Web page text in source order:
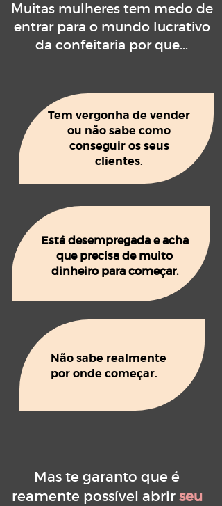
Muitas mulheres tem medo de
entrar para o mundo lucrativo
da confeitaria por que...
Mas te garanto que é
reamente possível abrir seu
Tem vergonha de vender
ou não sabe como
conseguir os seus
clientes.
Não sabe realmente
por onde começar.
Está desempregada e acha
que precisa de muito
dinheiro para começar.